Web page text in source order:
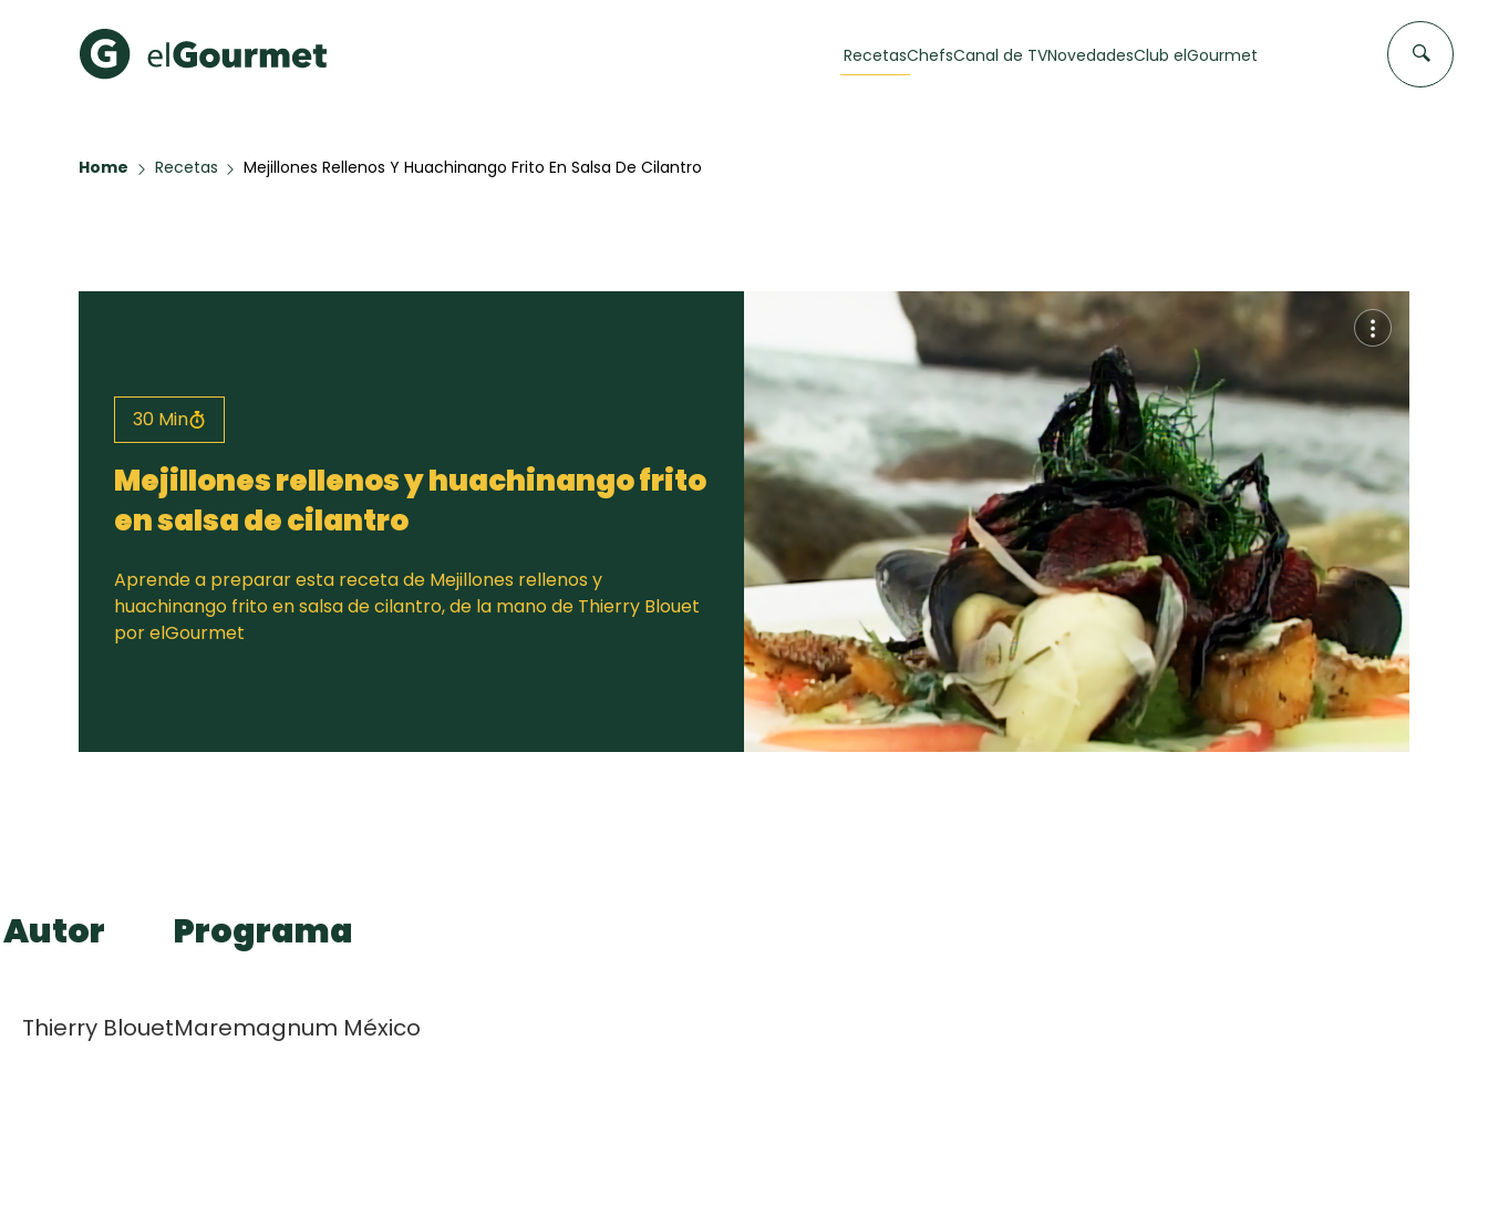
Recetas
Chocolate
Toast de trucha
casero
30 min
EMPANADAS DE
CARNE
60 min
FLAN CASERO
50 min
Todas las recetas
ChefsCanal de TVNovedadesClub elGourmet
Home Recetas Mejillones Rellenos Y Huachinango Frito En Salsa De Cilantro
30 Min
Mejillones rellenos y huachinango frito
en salsa de cilantro
Aprende a preparar esta receta de Mejillones rellenos y
huachinango frito en salsa de cilantro, de la mano de Thierry Blouet
por elGourmet
Autor
Thierry Blouet
Programa
Maremagnum México